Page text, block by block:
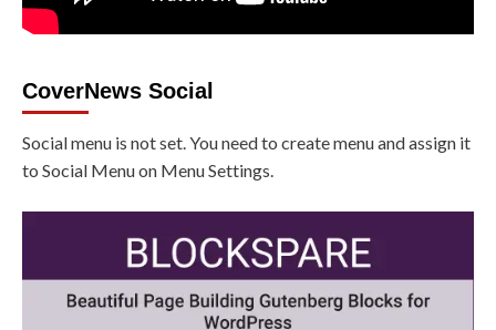
CoverNews Social
Social menu is not set. You need to create menu and assign it
to Social Menu on Menu Settings.